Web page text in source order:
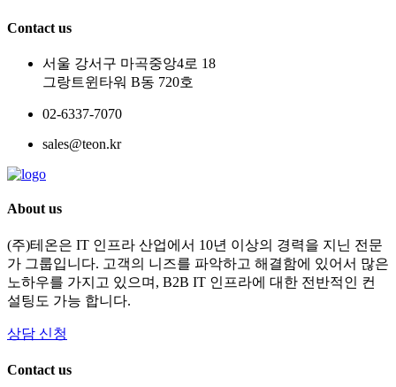
Contact us
서울 강서구 마곡중앙4로 18
그랑트윈타워 B동 720호
02-6337-7070
sales@teon.kr
About us
(주)테온은 IT 인프라 산업에서 10년 이상의 경력을 지닌 전문
가 그룹입니다. 고객의 니즈를 파악하고 해결함에 있어서 많은
노하우를 가지고 있으며, B2B IT 인프라에 대한 전반적인 컨
설팅도 가능 합니다.
상담 신청
Contact us